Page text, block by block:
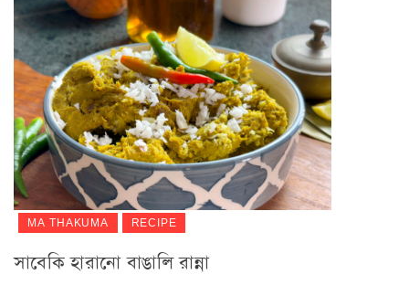
MA THAKUMA RECIPE
সাবেকি হারানো বাঙালি রান্না